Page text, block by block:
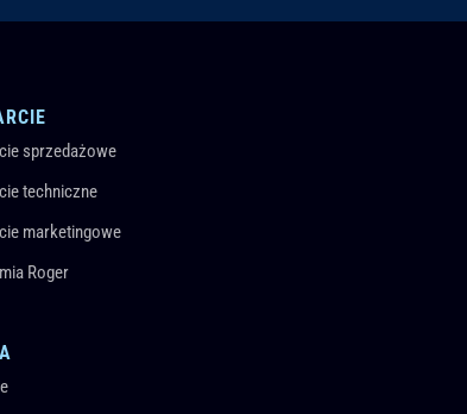
sprzedażowe
techniczne
marketingowe
Roger